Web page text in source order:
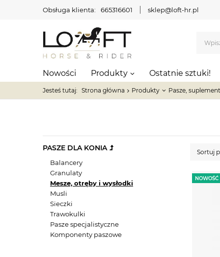
Obsługa klienta: 665316601 sklep@loft-hr.pl
Nowości Produkty Ostatnie sztuki!
Jesteś tutaj: Strona główna Produkty Pasze,
PASZE DLA KONIA
Balancery
Granulaty
Mesze, otręby i wysłodki
Musli
Sieczki
Trawokulki
Pasze specjalistyczne
Komponenty paszowe
Sortuj
NOWOŚĆ